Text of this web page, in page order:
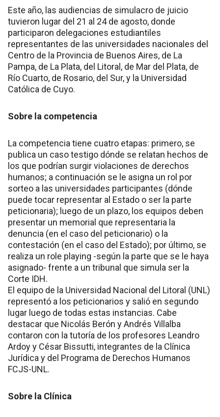
Este año, las audiencias de simulacro de juicio
tuvieron lugar del 21 al 24 de agosto, donde
participaron delegaciones estudiantiles
representantes de las universidades nacionales del
Centro de la Provincia de Buenos Aires, de La
Pampa, de La Plata, del Litoral, de Mar del Plata, de
Río Cuarto, de Rosario, del Sur, y la Universidad
Católica de Cuyo.
Sobre la competencia
La competencia tiene cuatro etapas: primero, se
publica un caso testigo dónde se relatan hechos de
los que podrían surgir violaciones de derechos
humanos; a continuación se le asigna un rol por
sorteo a las universidades participantes (dónde
puede tocar representar al Estado o ser la parte
peticionaria); luego de un plazo, los equipos deben
presentar un memorial que representaria la
denuncia (en el caso del peticionario) o la
contestación (en el caso del Estado); por último, se
realiza un role playing -según la parte que se le haya
asignado- frente a un tribunal que simula ser la
Corte IDH.
El equipo de la Universidad Nacional del Litoral (UNL)
representó a los peticionarios y salió en segundo
lugar luego de todas estas instancias. Cabe
destacar que Nicolás Berón y Andrés Villalba
contaron con la tutoría de los profesores Leandro
Ardoy y César Bissutti, integrantes de la Clínica
Jurídica y del Programa de Derechos Humanos
FCJS-UNL.
Sobre la Clínica